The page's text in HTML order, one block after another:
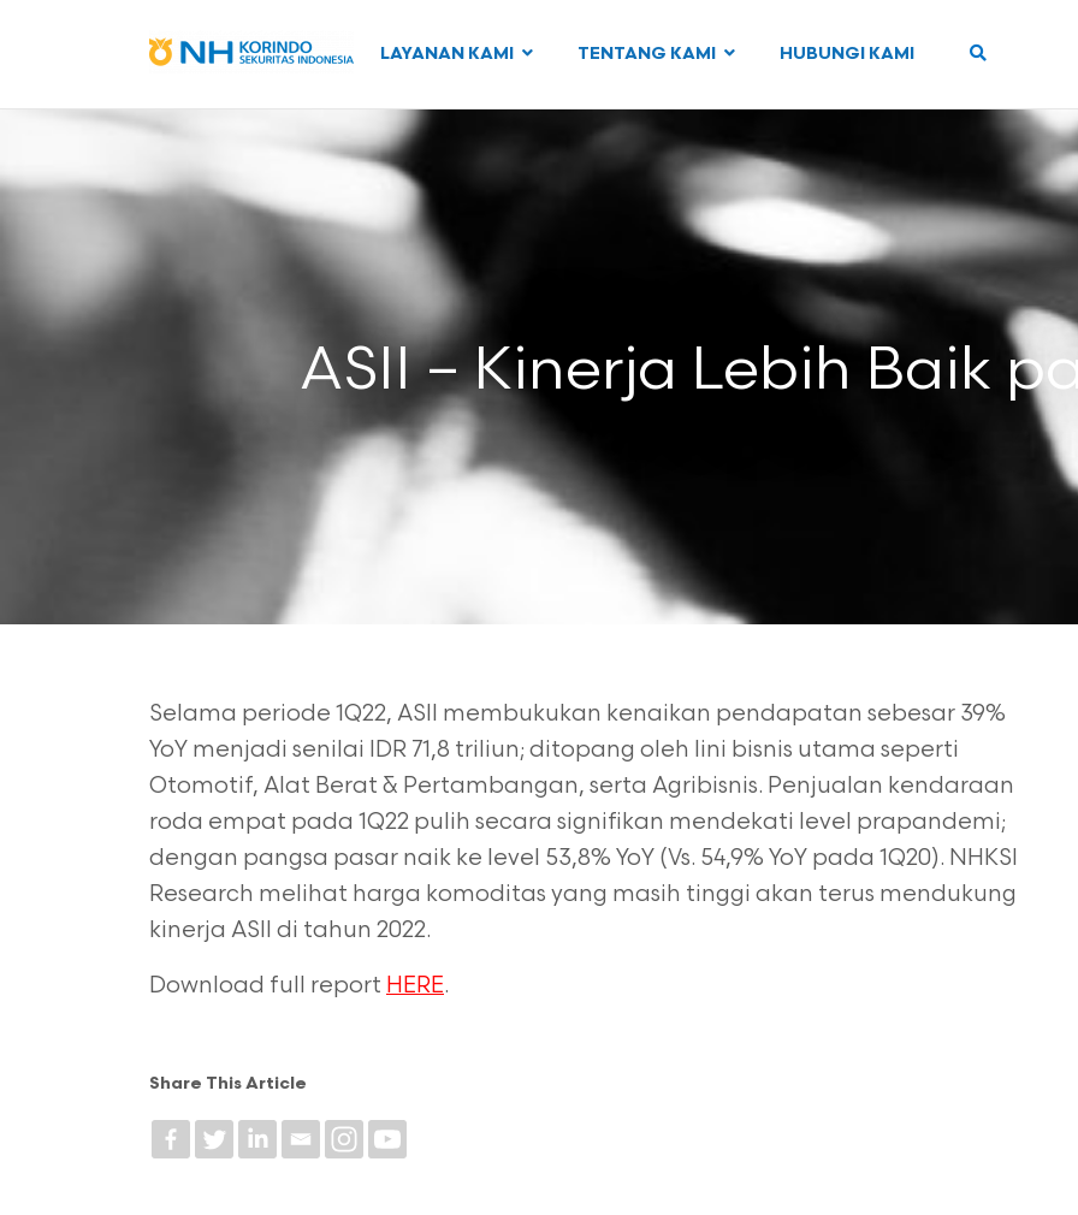
LAYANAN KAMI TENTANG KAMI HUBUNGI KAMI
ASII – Kinerja Lebih Baik
Selama periode 1Q22, ASII membukukan kenaikan pendapatan sebesar 39%
YoY menjadi senilai IDR 71,8 triliun; ditopang oleh lini bisnis utama seperti
Otomotif, Alat Berat & Pertambangan, serta Agribisnis. Penjualan kendaraan
roda empat pada 1Q22 pulih secara signifikan mendekati level prapandemi;
dengan pangsa pasar naik ke level 53,8% YoY (Vs. 54,9% YoY pada 1Q20). NHKSI
Research melihat harga komoditas yang masih tinggi akan terus mendukung
kinerja ASII di tahun 2022.
Download full report HERE.
Share This Article